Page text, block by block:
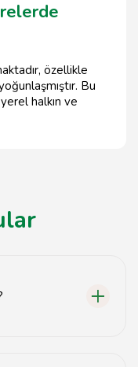
özellikle
Bu
halkın ve